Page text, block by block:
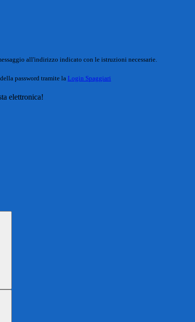
all'indirizzo indicato con le istruzioni necessarie.
password tramite la Login Spaggiari
elettronica!